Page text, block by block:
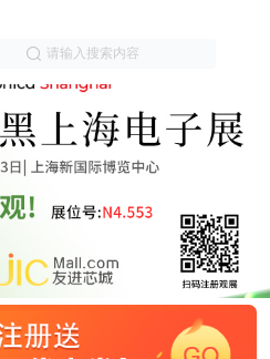
请输入搜索内容